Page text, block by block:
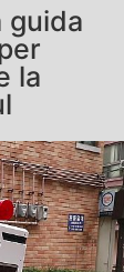
guida
la